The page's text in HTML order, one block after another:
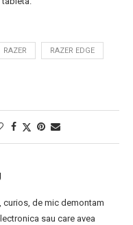
RAZER RAZER EDGE
curios, de mic demontam
sau care avea